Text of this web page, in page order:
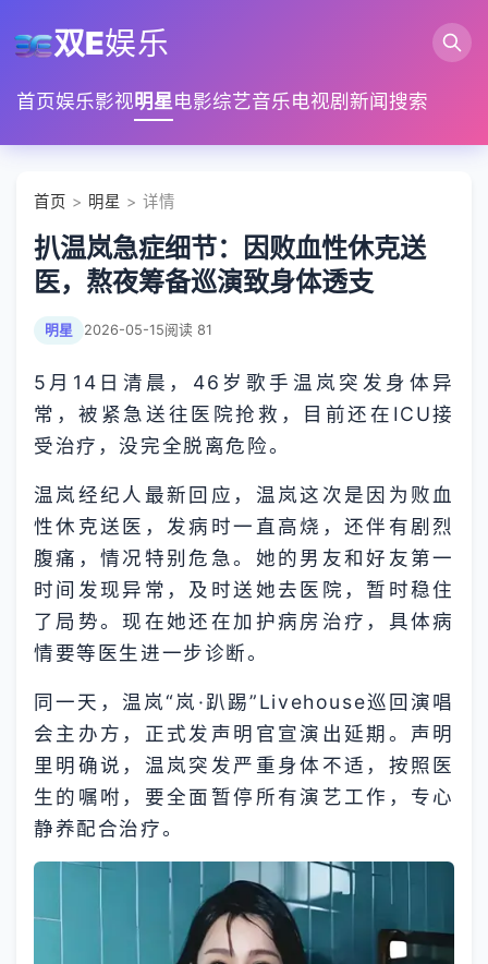
双E娱乐
首页娱乐影视明星电影综艺音乐电视剧 新闻搜索
首页 > 明星 > 详情
扒温岚急症细节：因败血性休克送
医，熬夜筹备巡演致身体透支
明星 2026-05-15阅读 81
5月14日清晨，46岁歌手温岚突发身体异
常，被紧急送往医院抢救，目前还在ICU接
受治疗，没完全脱离危险。
温岚经纪人最新回应，温岚这次是因为败血
性休克送医，发病时一直高烧，还伴有剧烈
腹痛，情况特别危急。她的男友和好友第一
时间发现异常，及时送她去医院，暂时稳住
了局势。现在她还在加护病房治疗，具体病
情要等医生进一步诊断。
同一天，温岚“岚·趴踢”Livehouse巡回演唱
会主办方，正式发声明官宣演出延期。声明
里明确说，温岚突发严重身体不适，按照医
生的嘱咐，要全面暂停所有演艺工作，专心
静养配合治疗。